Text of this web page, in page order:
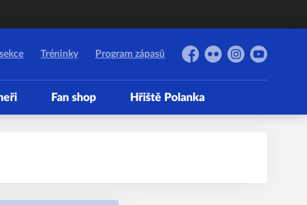
Tréninky Program zápasů
Facebook
FlickrInstagramYouTube
Fan shop Hřiště Polanka